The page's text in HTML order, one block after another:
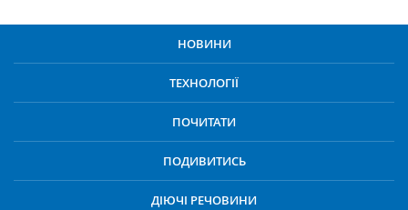
НОВИНИ
ТЕХНОЛОГІЇ
ПОЧИТАТИ
ПОДИВИТИСЬ
ДІЮЧІ РЕЧОВИНИ